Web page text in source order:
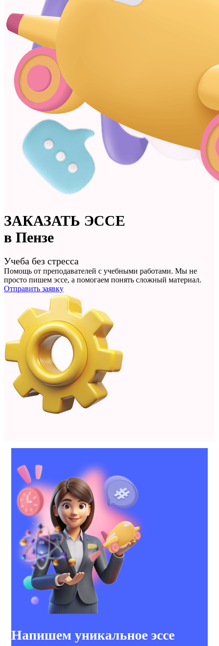
ЗАКАЗАТЬ ЭССЕ
в Пензе
Учеба без стресса
Помощь от преподавателей с учебными работами. Мы не
просто пишем эссе, а помогаем понять сложный материал.
Отправить заявку
Напишем уникальное эссе